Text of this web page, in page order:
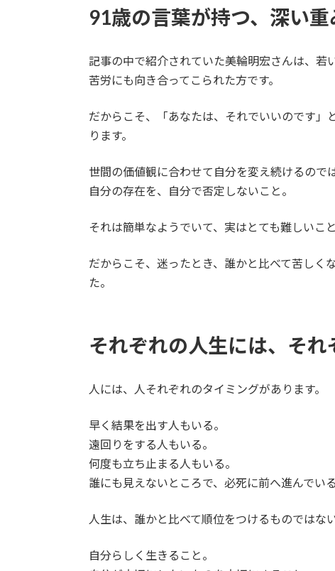
91歳の言葉が持つ、深い重
記事の中で紹介されていた美輪明宏さんは、若
苦労にも向き合ってこられた方です。
だからこそ、「あなたは、それでいいのです」
ります。
世間の価値観に合わせて自分を変え続けるので
自分の存在を、自分で否定しないこと。
それは簡単なようでいて、実はとても難しいこと
だからこそ、迷ったとき、誰かと比べて苦しく
た。
それぞれの人生には、それ
人には、人それぞれのタイミングがあります。
早く結果を出す人もいる。
遠回りをする人もいる。
何度も立ち止まる人もいる。
誰にも見えないところで、必死に前へ進んでい
人生は、誰かと比べて順位をつけるものではな
自分らしく生きること。